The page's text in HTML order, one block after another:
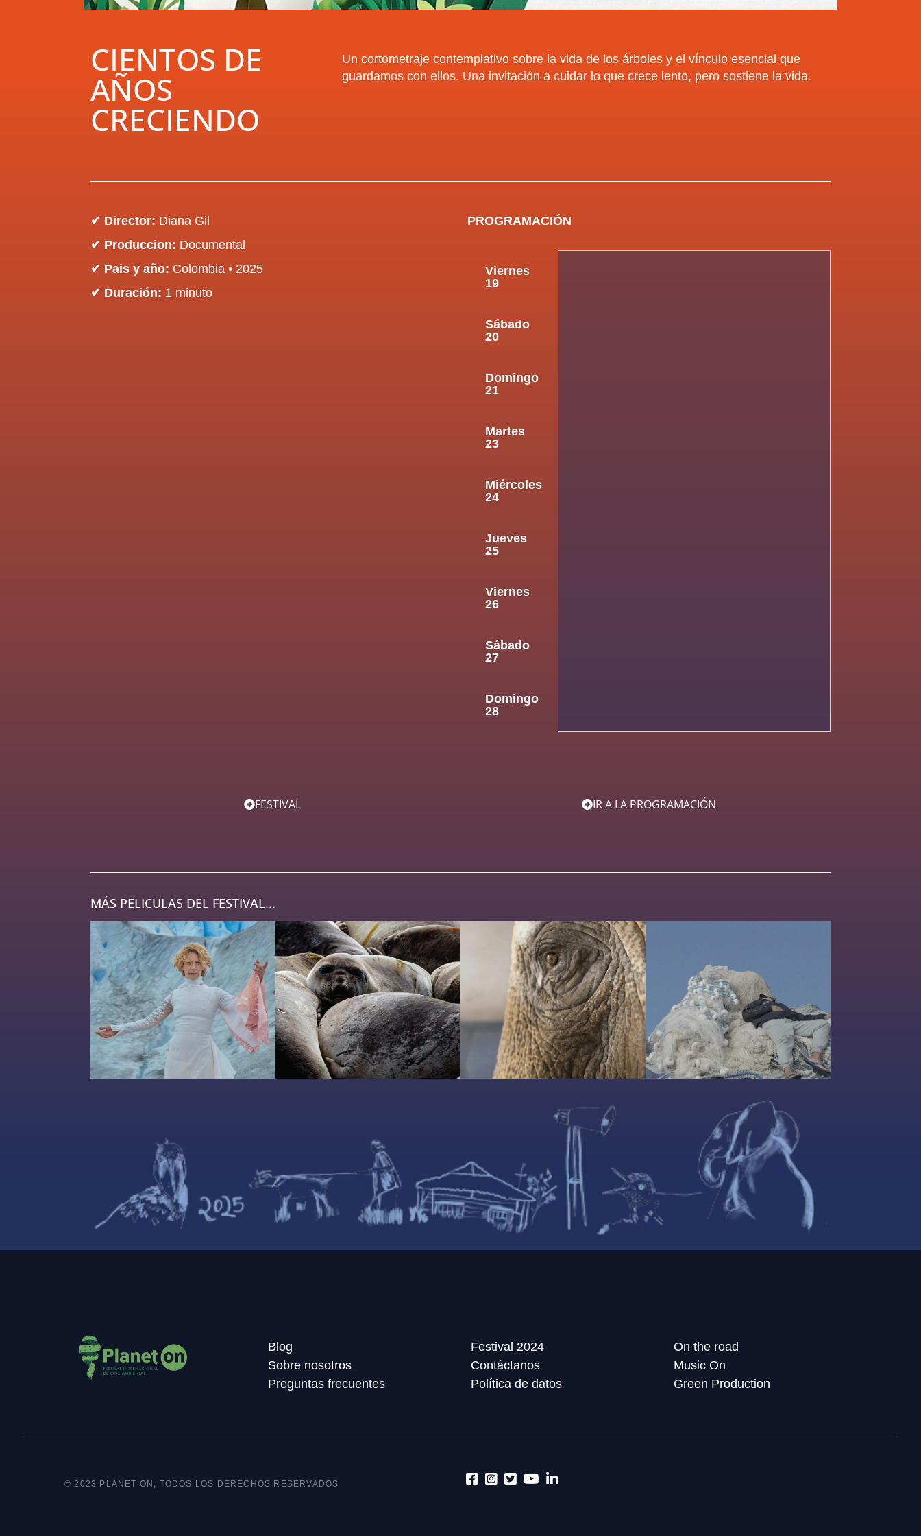
CIENTOS DE
AÑOS
CRECIENDO
Un cortometraje contemplativo sobre la vida de los árboles y el vínculo esencial que
guardamos con ellos. Una invitación a cuidar lo que crece lento, pero sostiene la vida.
✔ Director: Diana Gil
✔ Produccion: Documental
✔ Pais y año: Colombia • 2025
✔ Duración: 1 minuto
PROGRAMACIÓN
Viernes
19
Sábado
20
Domingo
21
Martes
23
Miércoles
24
Jueves
25
Viernes
26
Sábado
27
Domingo
28
FESTIVAL IR A LA PROGRAMACIÓN
MÁS PELICULAS DEL FESTIVAL...
Blog
Sobre nosotros
Preguntas frecuentes
Festival 2024
Contáctanos
Política de datos
On the road
Music On
Green Production
© 2023 PLANET ON, TODOS LOS DERECHOS RESERVADOS